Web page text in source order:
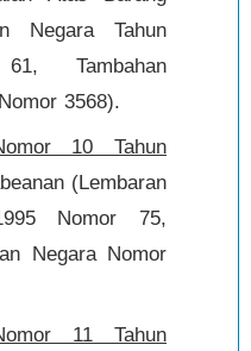
Negara Tahun
Tambahan
3568).
10 Tahun
(Lembaran
Nomor 75,
Negara Nomor
11 Tahun